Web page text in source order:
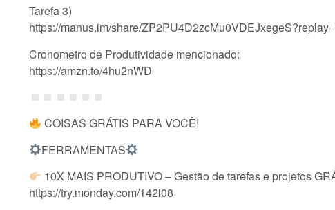
Tarefa 3)
https://manus.im/share/
Cronometro de Produtividade mencionado:
https://amzn.to/4hu2nWD
COISAS GRÁTIS PARA VOCÊ!
FERRAMENTAS
10X MAIS PRODUTIVO – Gestão de tarefas e projetos
https://try.monday.com/142l08